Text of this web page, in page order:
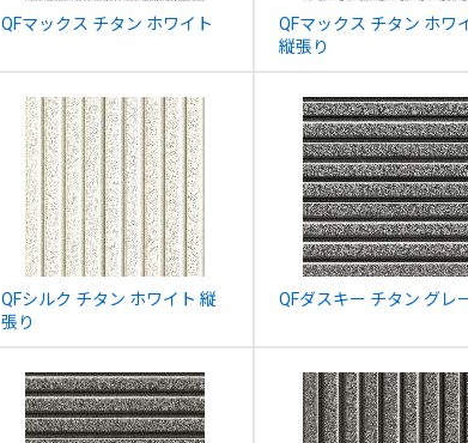
QFマックス チタン ホワイト
QFマックス チタン ホワ
縦張り
QFシルク チタン ホワイト 縦
張り
QFダスキー チタン グレ